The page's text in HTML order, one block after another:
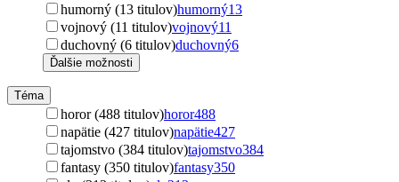
humorný (13 titulov)humorný13
vojnový (11 titulov)vojnový11
duchovný (6 titulov)duchovný6
Ďalšie možnosti
Téma
horor (488 titulov)horor488
napätie (427 titulov)napätie427
tajomstvo (384 titulov)tajomstvo384
fantasy (350 titulov)fantasy350